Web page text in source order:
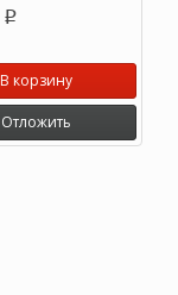
p
В корзину
Отложить